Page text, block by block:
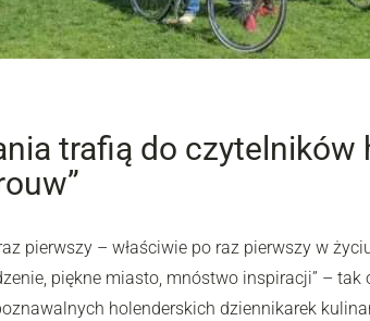
trafią do czytelników
pierwszy – właściwie po raz pierwszy w
piękne miasto, mnóstwo inspiracji” –
holenderskich dziennikarek